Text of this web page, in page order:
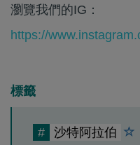
瀏覽我們的IG：
https://
標籤
# 沙特阿拉伯